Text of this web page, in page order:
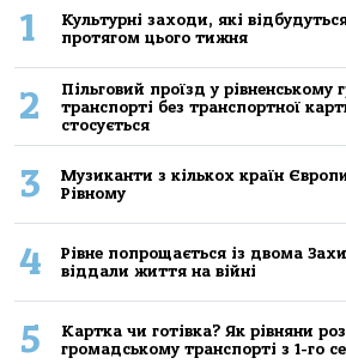
1
Культурні заходи, які
протягом цього тижня
2
Пільговий проїзд у рівненському
транспорті без транспортної
стосується
3
Музиканти з кількох країн
Рівному
4
Рівне попрощається із двома
віддали життя на війні
5
Картка чи готівка? Як рівняни
громадському транспорті з 1-го